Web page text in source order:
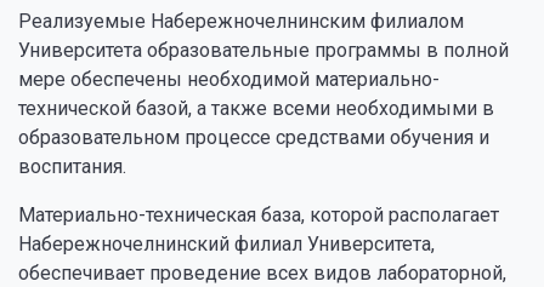
Реализуемые Набережночелнинским филиалом
Университета образовательные программы в полной
мере обеспечены необходимой материально-
технической базой, а также всеми необходимыми в
образовательном процессе средствами обучения и
воспитания.
Материально-техническая база, которой располагает
Набережночелнинский филиал Университета,
обеспечивает проведение всех видов лабораторной,